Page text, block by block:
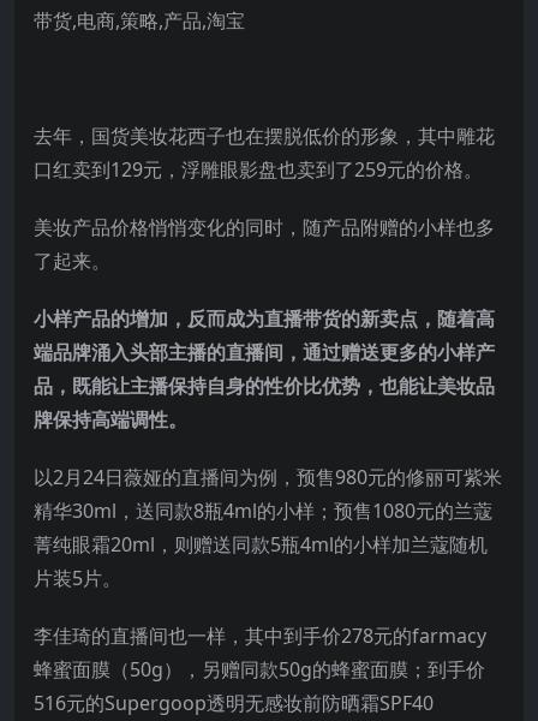
去年，国货美妆花西子也在摆脱低价的形象，其中雕花
口红卖到129元，浮雕眼影盘也卖到了259元的价格。
美妆产品价格悄悄变化的同时，随产品附赠的小样也多
了起来。
小样产品的增加，反而成为直播带货的新卖点，随着高
端品牌涌入头部主播的直播间，通过赠送更多的小样产
品，既能让主播保持自身的性价比优势，也能让美妆品
牌保持高端调性。
以2月24日薇娅的直播间为例，预售980元的修丽可紫米
精华30ml，送同款8瓶4ml的小样；预售1080元的兰蔻
菁纯眼霜20ml，则赠送同款5瓶4ml的小样加兰蔻随机
片装5片。
李佳琦的直播间也一样，其中到手价278元的farmacy
蜂蜜面膜（50g），另赠同款50g的蜂蜜面膜；到手价
516元的Supergoop透明无感妆前防晒霜SPF40